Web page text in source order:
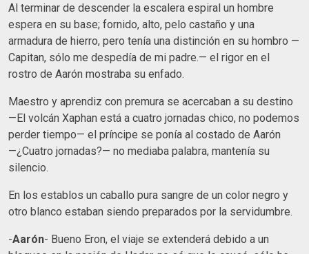
Al terminar de descender la escalera espiral un hombre
espera en su base; fornido, alto, pelo castaño y una
armadura de hierro, pero tenía una distinción en su hombro —
Capitan, sólo me despedía de mi padre.— el rigor en el
rostro de Aarón mostraba su enfado.
Maestro y aprendiz con premura se acercaban a su destino
—El volcán Xaphan está a cuatro jornadas chico, no podemos
perder tiempo— el príncipe se ponía al costado de Aarón
—¿Cuatro jornadas?— no mediaba palabra, mantenía su
silencio.
En los establos un caballo pura sangre de un color negro y
otro blanco estaban siendo preparados por la servidumbre.
-Aarón- Bueno Eron, el viaje se extenderá debido a un